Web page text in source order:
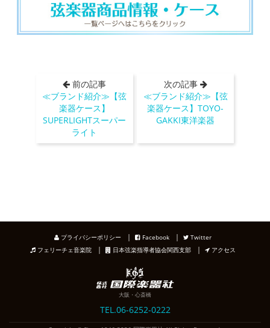
前の記事
≪ブランド紹介≫【弦
楽器ケース】
SUPERLIGHTスーパー
ライト
次の記事
≪ブランド紹介≫【弦
楽器ケース】TOYO-
GAKKI東洋楽器
プライバシーポリシー ｜ Facebook ｜
Twitter
フェリーチェ音楽院
｜ 日本弦楽指導者協会関西支部 ｜ アクセス
大阪・心斎橋
TEL.06-6252-0222